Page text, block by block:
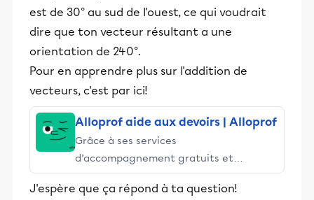
est de 30° au sud de l'ouest, ce qui voudrait
dire que ton vecteur résultant a une
orientation de 240°.
Pour en apprendre plus sur l'addition de
vecteurs, c'est par ici!
Alloprof aide aux devoirs | Alloprof
Grâce à ses services
d’accompagnement gratuits et
stimulants, Alloprof engage les élèves
et leurs parents dans la réussite
J'espère que ça répond à ta question!